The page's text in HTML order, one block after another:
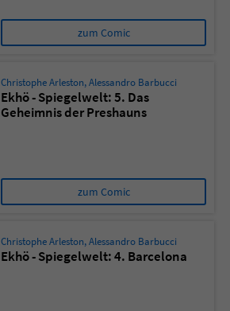
zum Comic
Christophe Arleston,Alessandro Barbucci
Ekhö - Spiegelwelt: 5. Das
Geheimnis der Preshauns
zum Comic
Christophe Arleston,Alessandro Barbucci
Ekhö - Spiegelwelt: 4. Barcelona